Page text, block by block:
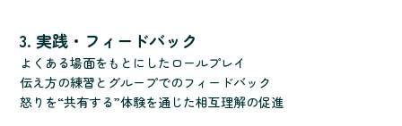
3. 実践・フィードバック
よくある場面をもとにしたロールプレイ
伝え方の練習とグループでのフィードバック
怒りを“共有する”体験を通じた相互理解の促進